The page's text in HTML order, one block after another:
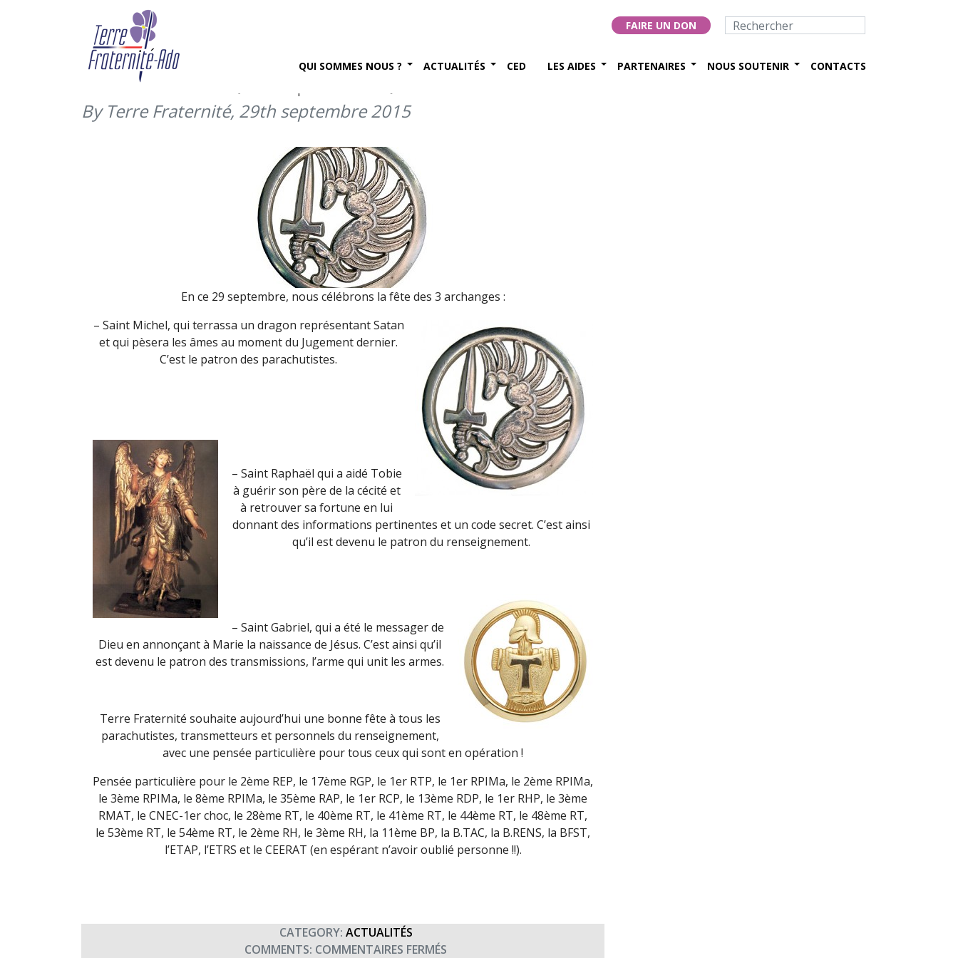
FAIRE UN DON
QUI SOMMES NOUS ? ACTUALITÉS CED LES AIDES PARTENAIRES NOUS SOUTENIR CONTACTS
Fête des trois archanges – Fête des
parachutistes, du renseignement et des
transmissions (29 septembre)
By Terre Fraternité, 29th septembre 2015
En ce 29 septembre, nous célébrons la fête des 3 archanges :
– Saint Michel, qui terrassa un dragon représentant Satan
et qui pèsera les âmes au moment du Jugement dernier.
C’est le patron des parachutistes.
– Saint Raphaël qui a aidé Tobie
à guérir son père de la cécité et
à retrouver sa fortune en lui
donnant des informations pertinentes et un code secret. C’est ainsi
qu’il est devenu le patron du renseignement.
– Saint Gabriel, qui a été le messager de
Dieu en annonçant à Marie la naissance de Jésus. C’est ainsi qu’il
est devenu le patron des transmissions, l’arme qui unit les armes.
Terre Fraternité souhaite aujourd’hui une bonne fête à tous les
parachutistes, transmetteurs et personnels du renseignement,
avec une pensée particulière pour tous ceux qui sont en opération !
Pensée particulière pour le 2ème REP, le 17ème RGP, le 1er RTP, le 1er RPIMa, le 2ème RPIMa,
le 3ème RPIMa, le 8ème RPIMa, le 35ème RAP, le 1er RCP, le 13ème RDP, le 1er RHP, le 3ème
RMAT, le CNEC-1er choc, le 28ème RT, le 40ème RT, le 41ème RT, le 44ème RT, le 48ème RT,
le 53ème RT, le 54ème RT, le 2ème RH, le 3ème RH, la 11ème BP, la B.TAC, la B.RENS, la BFST,
l’ETAP, l’ETRS et le CEERAT (en espérant n’avoir oublié personne !!).
CATEGORY: ACTUALITÉS
COMMENTS: COMMENTAIRES FERMÉS